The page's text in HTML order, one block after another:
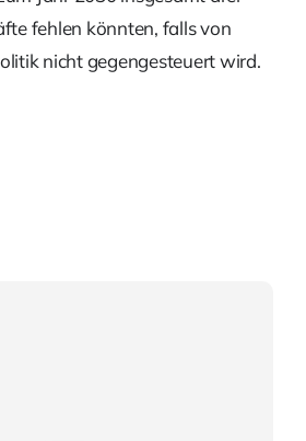
fehlen könnten, falls von
nicht gegengesteuert wird.